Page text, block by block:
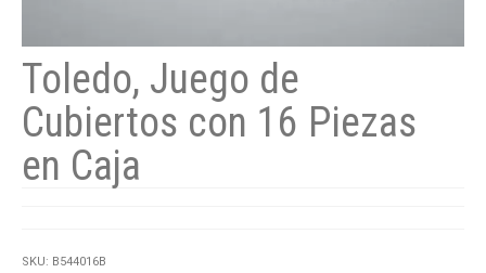
Toledo, Juego de
Cubiertos con 16 Piezas
en Caja
SKU: B544016B